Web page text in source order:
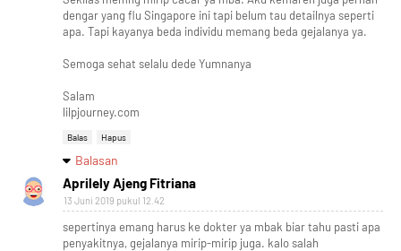
dengar yang flu Singapore ini tapi belum tau detailnya seperti
apa. Tapi kayanya beda individu memang beda gejalanya ya.
Semoga sehat selalu dede Yumnanya
Salam
lilpjourney.com
Balas Hapus
Balasan
Aprilely Ajeng Fitriana
13 Juni 2019 pukul 12.42
sepertinya emang harus ke dokter ya mbak biar tahu pasti apa
penyakitnya, gejalanya mirip-mirip juga. kalo salah